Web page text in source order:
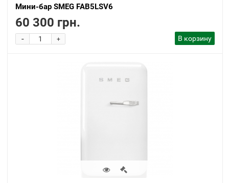
Мини-бар SMEG FAB5LSV6
60 300 грн.
+
- В корзину